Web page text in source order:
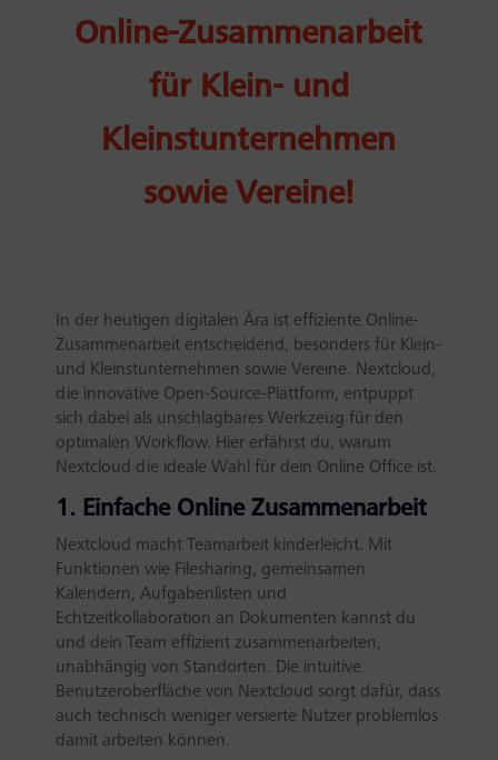
Online-Zusammenarbeit
für Klein- und
Kleinstunternehmen
sowie Vereine!
In der heutigen digitalen Ära ist effiziente Online-
Zusammenarbeit entscheidend, besonders für Klein-
und Kleinstunternehmen sowie Vereine. Nextcloud,
die innovative Open-Source-Plattform, entpuppt
sich dabei als unschlagbares Werkzeug für den
optimalen Workflow. Hier erfährst du, warum
Nextcloud die ideale Wahl für dein Online Office ist.
1. Einfache Online Zusammenarbeit
Nextcloud macht Teamarbeit kinderleicht. Mit
Funktionen wie Filesharing, gemeinsamen
Kalendern, Aufgabenlisten und
Echtzeitkollaboration an Dokumenten kannst du
und dein Team effizient zusammenarbeiten,
unabhängig von Standorten. Die intuitive
Benutzeroberfläche von Nextcloud sorgt dafür, dass
auch technisch weniger versierte Nutzer problemlos
damit arbeiten können.